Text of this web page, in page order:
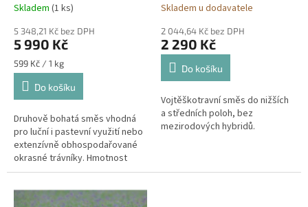
Skladem (1 ks)
5 348,21 Kč bez DPH
5 990 Kč
Měrná
cena:
599 Kč / 1 kg
Do košíku
Druhově bohatá směs vhodná
pro luční i pastevní využití nebo
extenzívně obhospodařované
okrasné trávníky. Hmotnost
balení: 10kg
Skladem u dodavatele
2 044,64 Kč bez DPH
2 290 Kč
Do košíku
Vojtěškotravní směs do nižších
a středních poloh, bez
mezirodových hybridů.